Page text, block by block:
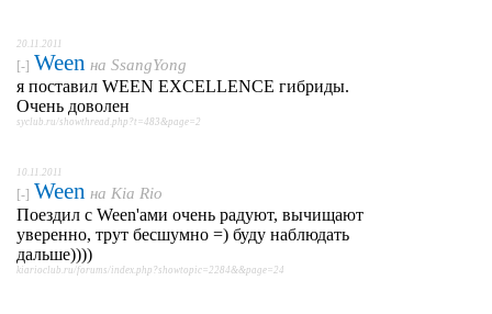
20.11.2011
[-] Ween на SsangYong
я поставил WEEN EXCELLENCE гибриды.
Очень доволен
syclub.ru/showthread.php?t=483&page=2
10.11.2011
[-] Ween на Kia Rio
Поездил с Ween'ами очень радуют, вычищают
уверенно, трут бесшумно =) буду наблюдать
дальше))))
kiarioclub.ru/forums/index.php?showtopic=2284&&page=24